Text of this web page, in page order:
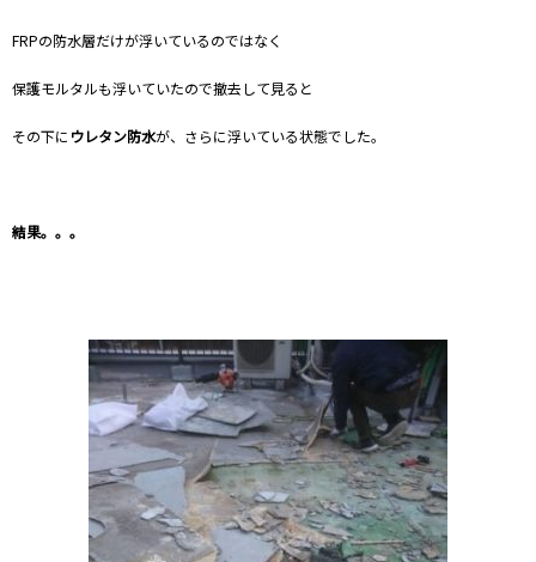
FRPの防水層だけが浮いているのではなく
保護モルタルも浮いていたので撤去して見ると
その下に ウレタン防水が、さらに浮いている状態でした。
結果。。。